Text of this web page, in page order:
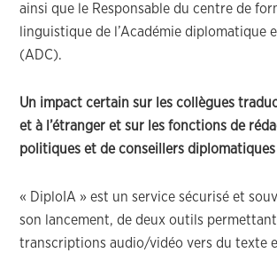
ainsi que le Responsable du centre de
linguistique de l’Académie diplomatique
(ADC).
Un impact certain sur les collègues
et à l’étranger et sur les fonctions de
politiques et de conseillers diplomatiques
« DiploIA » est un service sécurisé et
son lancement, de deux outils permettant
transcriptions audio/vidéo vers du texte